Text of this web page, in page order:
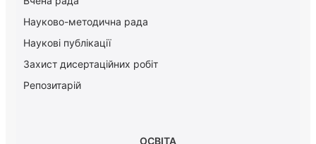
Науково-методична рада
Наукові публікації
Захист дисертаційних робіт
Репозитарій
ОСВІТА